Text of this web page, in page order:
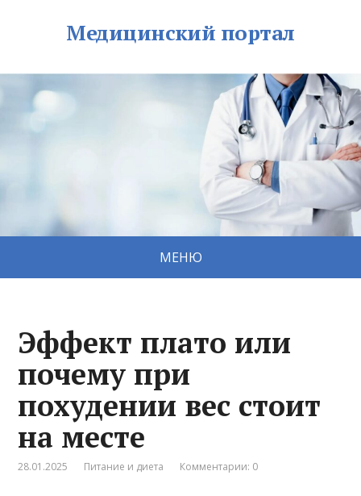
Медицинский портал
МЕНЮ
Эффект плато или
почему при
похудении вес стоит
на месте
28.01.2025 Питание и диета Комментарии: 0